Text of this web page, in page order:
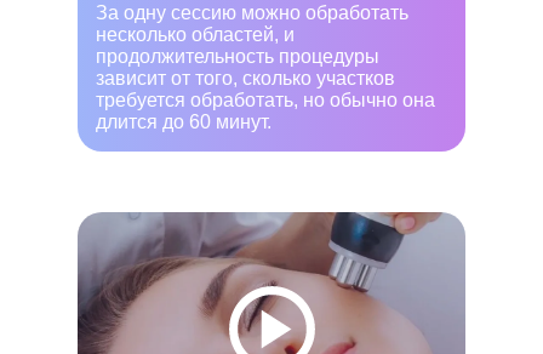
За одну сессию можно обработать
несколько областей, и
продолжительность процедуры
зависит от того, сколько участков
требуется обработать, но обычно она
длится до 60 минут.